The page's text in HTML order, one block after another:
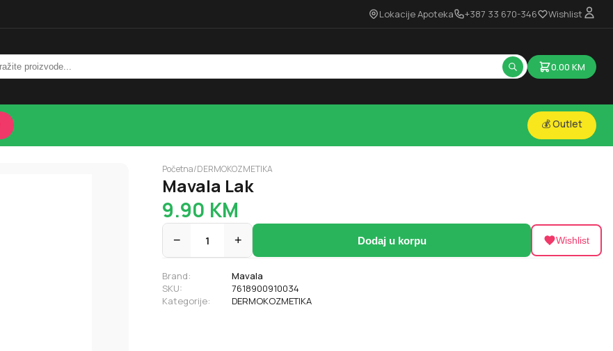
Lokacije Apoteka +387 33 670-346 Wishlist
0.00 KM
💰 Outlet
Početna/DERMOKOZMETIKA
Mavala Lak
9.90 KM
− 1 + Dodaj u korpu Wishlist
Brand:
Mavala
SKU:
7618900910034
Kategorije:
DERMOKOZMETIKA